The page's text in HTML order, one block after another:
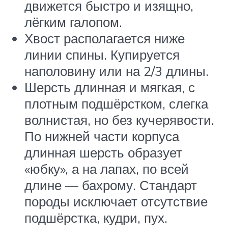
движется быстро и изящно,
лёгким галопом.
Хвост располагается ниже
линии спины. Купируется
наполовину или на 2/3 длины.
Шерсть длинная и мягкая, с
плотным подшёрстком, слегка
волнистая, но без кучерявости.
По нижней части корпуса
длинная шерсть образует
«юбку», а на лапах, по всей
длине — бахрому. Стандарт
породы исключает отсутствие
подшёрстка, кудри, пух.